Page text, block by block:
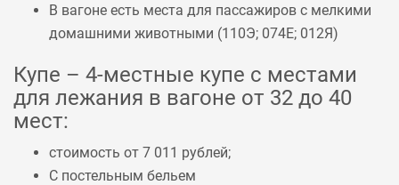
В вагоне есть места для пассажиров с мелкими
домашними животными (110Э; 074Е; 012Я)
Купе – 4-местные купе с местами
для лежания в вагоне от 32 до 40
мест:
стоимость от 7 011 рублей;
С постельным бельем